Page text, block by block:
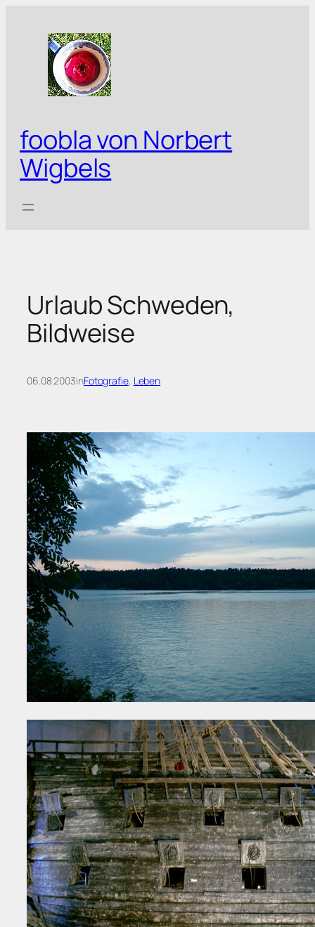
springen
foobla von Norbert
Wigbels
Urlaub Schweden,
Bildweise
06.08.2003inFotografie, Leben